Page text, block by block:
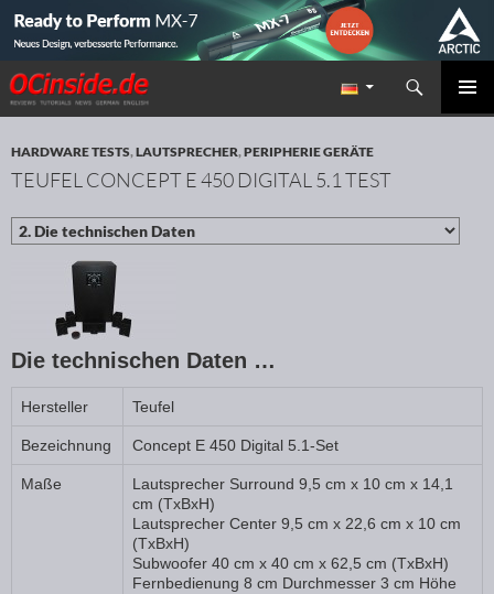
Redaktion ocinside.de PC Hardware Portal
Suchen
ZUM INHALT SPRINGEN
HARDWARE TESTS,LAUTSPRECHER,PERIPHERIE GERÄTE
TEUFEL CONCEPT E 450 DIGITAL 5.1 TEST
Die technischen Daten …
Hersteller Teufel
Bezeichnung Concept E 450 Digital 5.1-Set
Maße
Lautsprecher Surround 9,5 cm x 10 cm x 14,1
cm (TxBxH)
Lautsprecher Center 9,5 cm x 22,6 cm x 10 cm
(TxBxH)
Subwoofer 40 cm x 40 cm x 62,5 cm (TxBxH)
Fernbedienung 8 cm Durchmesser 3 cm Höhe